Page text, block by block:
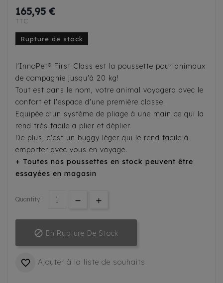
165,95 €
TTC
Rupture de stock
l'InnoPet® First Class est la poussette pour animaux
de compagnie jusqu'à 20 kg!
Tout est dans le nom, votre animal voyagera avec le
confort et l'espace d'une première classe.
Equipée d'un système de pliage à une main ce qui la
rend très facile a plier et déplier.
De plus, c'est un buggy léger qui le rend facile à
emporter avec vous en voyage.
+ Toutes nos poussettes en stock peuvent être
essayées en magasin
Quantity :
 En Rupture De Stock
 Ajouter à la liste de souhaits